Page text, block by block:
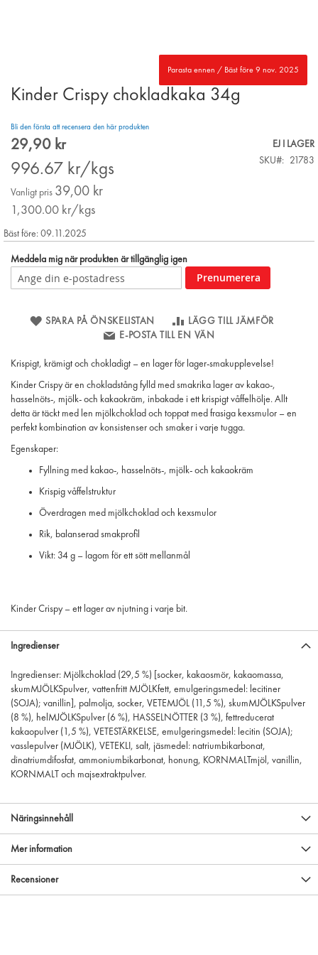
Parasta ennen / Bäst före 9 nov. 2025
Skip
of
the
images
gallery
Kinder Crispy chokladkaka 34g
Bli den första att recensera den här produkten
Special
29,90 kr
996.67 kr/kgs
Vanligt pris 39,00 kr
1,300.00 kr/kgs
EJ I LAGER
SKU
21783
Bäst före: 09.11.2025
Meddela mig när produkten är tillgänglig igen
Prenumerera
SPARA PÅ ÖNSKELISTAN
LÄGG TILL JÄMFÖR
E-POSTA TILL EN VÄN
Krispigt, krämigt och chokladigt – en lager för lager-smakupplevelse!
Kinder Crispy är en chokladstång fylld med smakrika lager av kakao-,
hasselnöts-, mjölk- och kakaokräm, inbakade i ett krispigt våffelhölje. Allt
detta är täckt med len mjölkchoklad och toppat med frasiga kexsmulor – en
perfekt kombination av konsistenser och smaker i varje tugga.
Egenskaper:
Fyllning med kakao-, hasselnöts-, mjölk- och kakaokräm
Krispig våffelstruktur
Överdragen med mjölkchoklad och kexsmulor
Rik, balanserad smakprofil
Vikt: 34 g – lagom för ett sött mellanmål
Kinder Crispy – ett lager av njutning i varje bit.
Ingredienser
Ingredienser: Mjölkchoklad (29,5 %) [socker, kakaosmör, kakaomassa,
skumMJÖLKSpulver, vattenfritt MJÖLKfett, emulgeringsmedel: lecitiner
(SOJA); vanillin], palmolja, socker, VETEMJÖL (11,5 %), skumMJÖLKSpulver
(8 %), helMJÖLKSpulver (6 %), HASSELNÖTTER (3 %), fettreducerat
kakaopulver (1,5 %), VETESTÄRKELSE, emulgeringsmedel: lecitin (SOJA);
vasslepulver (MJÖLK), VETEKLI, salt, jäsmedel: natriumbikarbonat,
dinatriumdifosfat, ammoniumbikarbonat, honung, KORNMALTmjöl, vanillin,
KORNMALT och majsextraktpulver.
Näringsinnehåll
Mer information
Recensioner